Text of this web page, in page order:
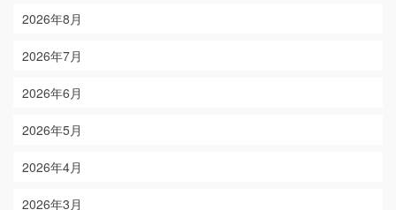
2026年8月
2026年7月
2026年6月
2026年5月
2026年4月
2026年3月